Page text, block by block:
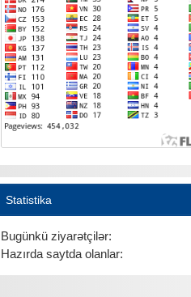
Statistika
Bugünkü ziyarətçilər:
Hazırda saytda olanlar: